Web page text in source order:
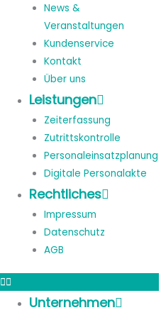
News &
Veranstaltungen
Kundenservice
Kontakt
Über uns
Leistungen
Zeiterfassung
Zutrittskontrolle
Personaleinsatzplanung
Digitale Personalakte
Rechtliches
Impressum
Datenschutz
AGB
Unternehmen